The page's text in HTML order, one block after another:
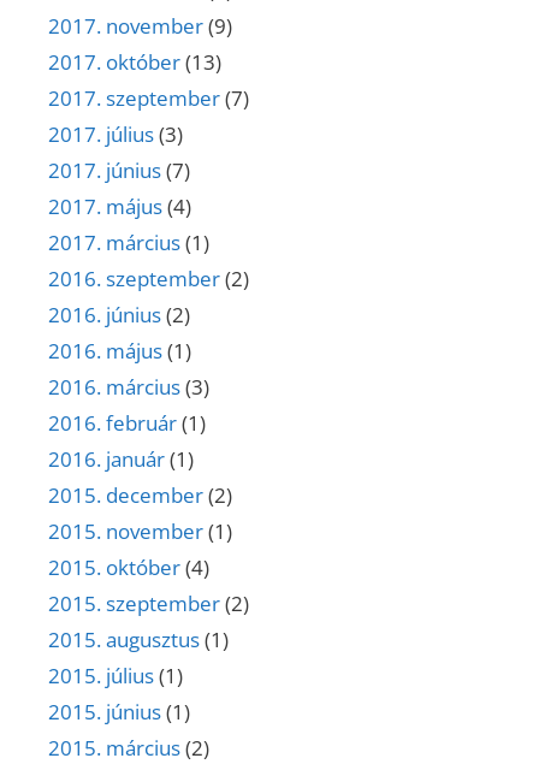
2017. november(9)
2017. október(13)
2017. szeptember(7)
2017. július(3)
2017. június(7)
2017. május(4)
2017. március(1)
2016. szeptember(2)
2016. június(2)
2016. május(1)
2016. március(3)
2016. február(1)
2016. január(1)
2015. december(2)
2015. november(1)
2015. október(4)
2015. szeptember(2)
2015. augusztus(1)
2015. július(1)
2015. június(1)
2015. március(2)